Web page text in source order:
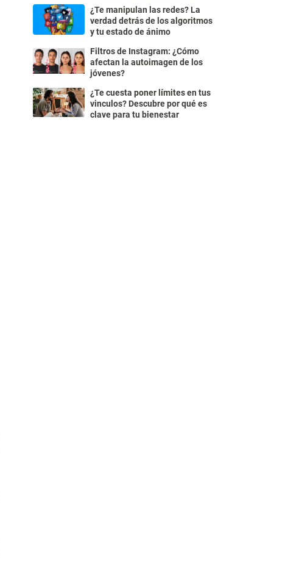
¿Te manipulan las redes? La
verdad detrás de los algoritmos
y tu estado de ánimo
Filtros de Instagram: ¿Cómo
afectan la autoimagen de los
jóvenes?
¿Te cuesta poner límites en tus
vinculos? Descubre por qué es
clave para tu bienestar